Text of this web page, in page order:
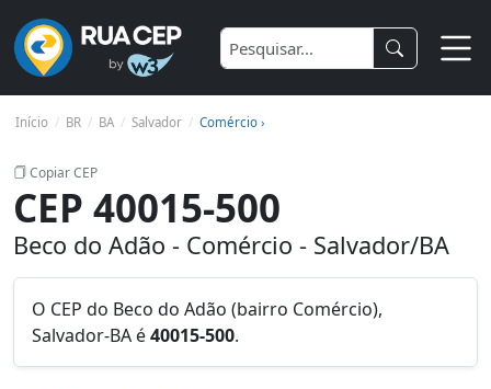
Início BR BA Salvador Comércio ›
Copiar CEP
CEP 40015-500
Beco do Adão - Comércio - Salvador/BA
O CEP do Beco do Adão (bairro Comércio),
Salvador-BA é40015-500.